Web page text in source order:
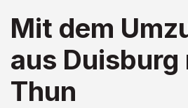
Mit dem
aus Duisburg
Thun